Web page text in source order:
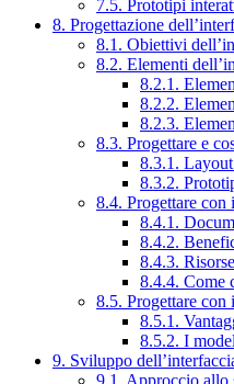
7.5. Prototipi
8. Progettazione
8.1. Obiettivi
8.2. Elementi
8.2.1.
8.2.2.
8.2.3.
8.3. Progettare e
8.3.1.
8.3.2.
8.4. Progettare con
8.4.1.
8.4.2.
8.4.3.
8.4.4. Come
8.5. Progettare
8.5.1.
8.5.2. I
9. Sviluppo
9.1. Approccio allo